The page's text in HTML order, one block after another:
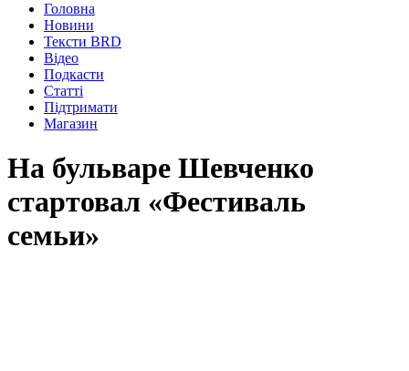
Головна
Новини
Тексти BRD
Відео
Подкасти
Статті
Підтримати
Магазин
На бульваре Шевченко
стартовал «Фестиваль
семьи»